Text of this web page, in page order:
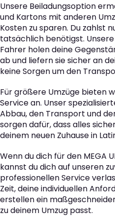
Unsere Beiladungsoption
und Kartons mit anderen
Kosten zu sparen. Du zahlst
tatsächlich benötigst.
Fahrer holen deine
ab und liefern sie sicher an
keine Sorgen um den
Für größere Umzüge bieten
Service an. Unser
Abbau, den Transport und
sorgen dafür, dass alles
deinem neuen Zuhause in
Wenn du dich für den MEGA
kannst du dich auf unseren
professionellen Service
Zeit, deine individuellen
erstellen ein
zu deinem Umzug passt.